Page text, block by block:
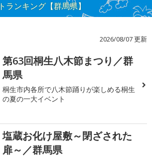
ランキング【群馬県】
2026/08/07 更新
第63回桐生八木節まつり／群
馬県
桐生市内各所で八木節踊りが楽しめる桐生
の夏の一大イベント
塩蔵お化け屋敷～閉ざされた
扉～／群馬県